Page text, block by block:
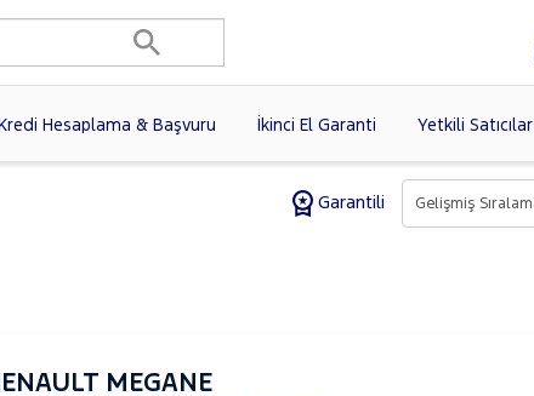
Hesaplama & Başvuru İkinci El Garanti Yetkili Satıcılar
Garantili
MEGANE